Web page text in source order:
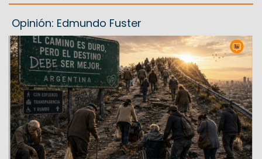
Opinión: Edmundo Fuster